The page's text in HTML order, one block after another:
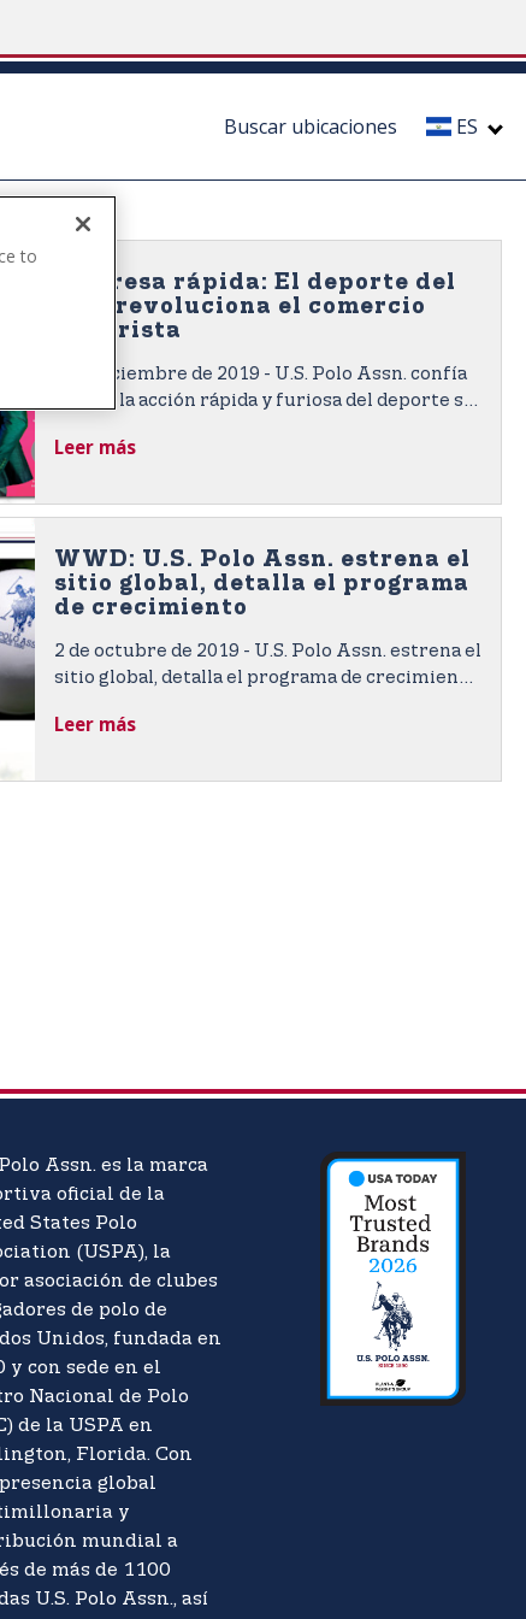
Buscar ubicaciones ES
Empresa rápida: El deporte del
polo revoluciona el comercio
minorista
4 de diciembre de 2019 - U.S. Polo Assn. confía
en que la acción rápida y furiosa del deporte se
nuevas tiendas de energía de “alto nivel” de la
Leer más
WWD: U.S. Polo Assn. estrena el
sitio global, detalla el programa
de crecimiento
2 de octubre de 2019 - U.S. Polo Assn. estrena el
sitio global, detalla el programa de crecimiento.
próximos 24 meses, y pone en marcha una
países.
Leer más
Assn. es la marca
oficial de la
States Polo
(USPA), la
asociación de clubes
de polo de
Unidos, fundada en
y con sede en el
Nacional de Polo
de la USPA en
Florida. Con
global
y
mundial a
de más de 1100
U.S. Polo Assn., así
to